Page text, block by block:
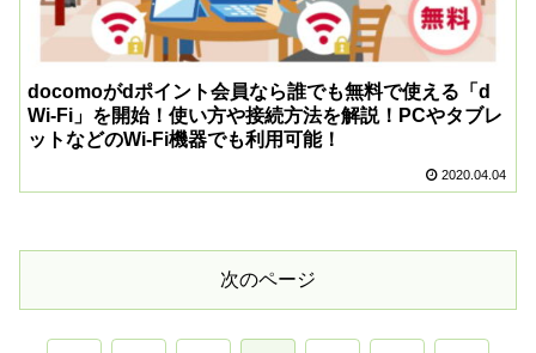
docomoがdポイント会員なら誰でも無料で使える「d
Wi-Fi」を開始！使い方や接続方法を解説！PCやタブレ
ットなどのWi-Fi機器でも利用可能！
2020.04.04
次のページ